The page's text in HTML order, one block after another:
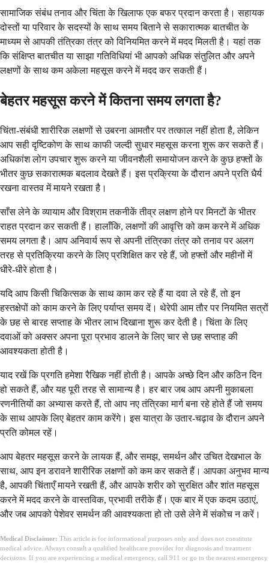
सामाजिक संबंध तनाव और चिंता के खिलाफ एक बफर प्रदान करता है। सहायक
दोस्तों या परिवार के सदस्यों के साथ समय बिताने से सकारात्मक बातचीत के
माध्यम से आपकी तंत्रिका तंत्र को विनियमित करने में मदद मिलती है। यहां तक
कि संक्षिप्त बातचीत या साझा गतिविधियां भी आपको अधिक संतुलित और अपने
लक्षणों के साथ कम अकेला महसूस करने में मदद कर सकती हैं।
बेहतर महसूस करने में कितना समय लगता है?
चिंता-संबंधी शारीरिक लक्षणों से उबरना आमतौर पर तत्काल नहीं होता है, लेकिन
आप सही दृष्टिकोण के साथ काफी जल्दी सुधार महसूस करना शुरू कर सकते हैं।
अधिकांश लोग उपचार शुरू करने या जीवनशैली समायोजन करने के कुछ हफ्तों के
भीतर कुछ सकारात्मक बदलाव देखते हैं। इस प्रक्रिया के दौरान अपने प्रति धैर्य
रखना वास्तव में मायने रखता है।
साँस लेने के व्यायाम और विश्राम तकनीकें तीव्र लक्षण होने पर मिनटों के भीतर
राहत प्रदान कर सकती हैं। हालाँकि, लक्षणों की आवृत्ति को कम करने में अधिक
समय लगता है। आप अनिवार्य रूप से अपनी तंत्रिका तंत्र को तनाव पर अलग
तरह से प्रतिक्रिया करने के लिए प्रशिक्षित कर रहे हैं, जो हफ्तों और महीनों में
धीरे-धीरे होता है।
यदि आप किसी चिकित्सक के साथ काम कर रहे हैं या दवा ले रहे हैं, तो इन
हस्तक्षेपों को काम करने के लिए पर्याप्त समय दें। थेरेपी आम तौर पर नियमित सत्रों
के छह से बारह सप्ताह के भीतर लाभ दिखाना शुरू कर देती है। चिंता के लिए
दवाओं को अक्सर अपना पूरा प्रभाव डालने के लिए चार से छह सप्ताह की
आवश्यकता होती है।
याद रखें कि प्रगति हमेशा रैखिक नहीं होती है। आपके अच्छे दिन और कठिन दिन
हो सकते हैं, और यह पूरी तरह से सामान्य है। हर बार जब आप अपनी मुकाबला
रणनीतियों का अभ्यास करते हैं, तो आप नए तंत्रिका मार्ग बना रहे होते हैं जो समय
के साथ आपके लिए बेहतर काम करेंगे। इस यात्रा के उतार-चढ़ाव के दौरान अपने
प्रति कोमल रहें।
आप बेहतर महसूस करने के लायक हैं, और समझ, समर्थन और उचित देखभाल के
साथ, आप इन डरावने शारीरिक लक्षणों को कम कर सकते हैं। आपका अनुभव मान्य
है, आपकी चिंताएँ मायने रखती हैं, और आपके शरीर को सुरक्षित और शांत महसूस
करने में मदद करने के वास्तविक, प्रभावी तरीके हैं। एक बार में एक कदम उठाएं,
और जब आपको पेशेवर समर्थन की आवश्यकता हो तो उसे लेने में संकोच न करें।
Medical Disclaimer: This article is for informational purposes only and does not constitute
medical advice. Always consult a qualified healthcare provider for diagnosis and treatment
decisions. If you are experiencing a medical emergency, call 911 or go to the nearest emergency